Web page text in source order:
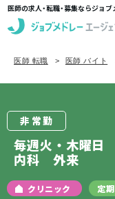
医師の求人・転職・募集ならジョ
求人を探す
定期非常勤の求人
医師 転職 医師 バイト
非常勤
毎週火・木曜
内科 外来
クリニック 定期